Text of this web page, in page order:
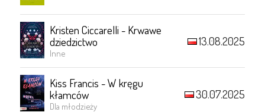
Kristen Ciccarelli - Krwawe
dziedzictwo
Inne
13.08.2025
Kiss Francis - W kręgu
kłamców
Dla młodzieży
30.07.2025